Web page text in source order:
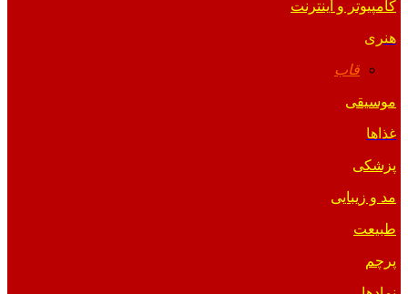
کامپیوتر و اینترنت
هنری
قاب
موسیقی
غذاها
پزشکی
مد و زیبایی
طبیعت
پرچم